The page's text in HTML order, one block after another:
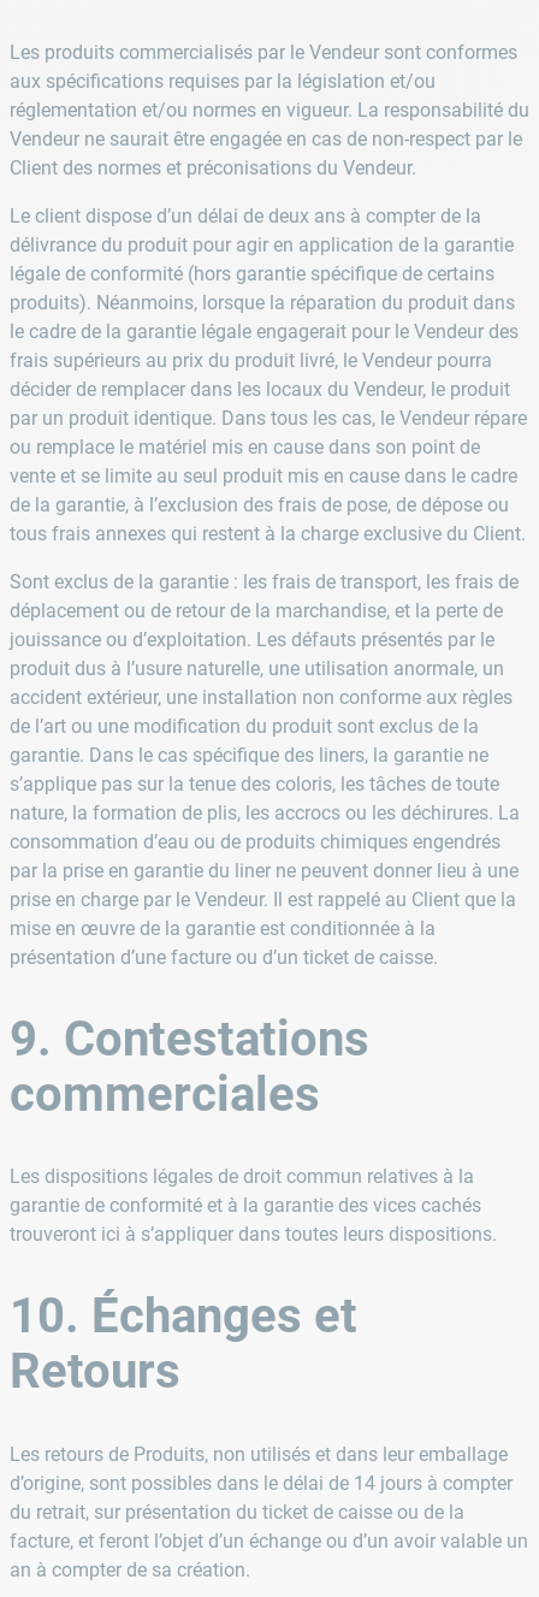
Les produits commercialisés par le Vendeur sont conformes
aux spécifications requises par la législation et/ou
réglementation et/ou normes en vigueur. La responsabilité du
Vendeur ne saurait être engagée en cas de non-respect par le
Client des normes et préconisations du Vendeur.
Le client dispose d’un délai de deux ans à compter de la
délivrance du produit pour agir en application de la garantie
légale de conformité (hors garantie spécifique de certains
produits). Néanmoins, lorsque la réparation du produit dans
le cadre de la garantie légale engagerait pour le Vendeur des
frais supérieurs au prix du produit livré, le Vendeur pourra
décider de remplacer dans les locaux du Vendeur, le produit
par un produit identique. Dans tous les cas, le Vendeur répare
ou remplace le matériel mis en cause dans son point de
vente et se limite au seul produit mis en cause dans le cadre
de la garantie, à l’exclusion des frais de pose, de dépose ou
tous frais annexes qui restent à la charge exclusive du Client.
Sont exclus de la garantie : les frais de transport, les frais de
déplacement ou de retour de la marchandise, et la perte de
jouissance ou d’exploitation. Les défauts présentés par le
produit dus à l’usure naturelle, une utilisation anormale, un
accident extérieur, une installation non conforme aux règles
de l’art ou une modification du produit sont exclus de la
garantie. Dans le cas spécifique des liners, la garantie ne
s’applique pas sur la tenue des coloris, les tâches de toute
nature, la formation de plis, les accrocs ou les déchirures. La
consommation d’eau ou de produits chimiques engendrés
par la prise en garantie du liner ne peuvent donner lieu à une
prise en charge par le Vendeur. Il est rappelé au Client que la
mise en œuvre de la garantie est conditionnée à la
présentation d’une facture ou d’un ticket de caisse.
9. Contestations
commerciales
Les dispositions légales de droit commun relatives à la
garantie de conformité et à la garantie des vices cachés
trouveront ici à s’appliquer dans toutes leurs dispositions.
10. Échanges et
Retours
Les retours de Produits, non utilisés et dans leur emballage
d’origine, sont possibles dans le délai de 14 jours à compter
du retrait, sur présentation du ticket de caisse ou de la
facture, et feront l’objet d’un échange ou d’un avoir valable un
an à compter de sa création.